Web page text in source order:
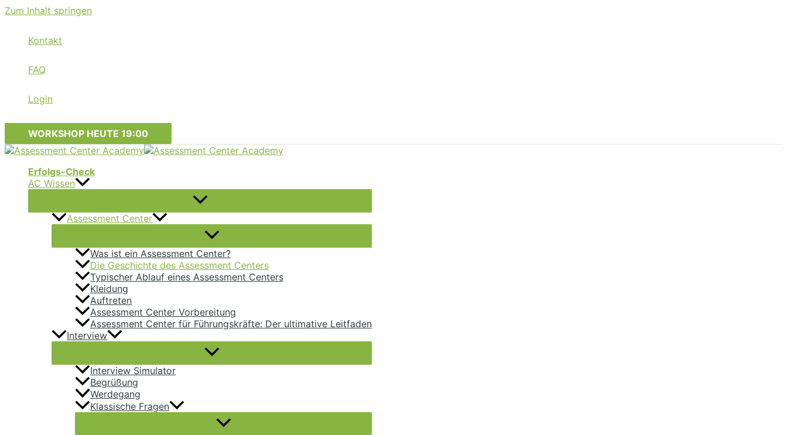
Zum Inhalt springen
Kontakt
FAQ
Login
WORKSHOP HEUTE 19:00
Erfolgs-Check
AC Wissen
Assessment Center
Was ist ein Assessment Center?
Die Geschichte des Assessment Centers
Typischer Ablauf eines Assessment Centers
Kleidung
Auftreten
Assessment Center Vorbereitung
Assessment Center für Führungskräfte: Der ultimative Leitfaden
Interview
Interview Simulator
Begrüßung
Werdegang
Klassische Fragen